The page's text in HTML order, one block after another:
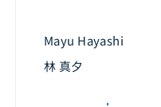
Mayu Hayashi
林 真夕